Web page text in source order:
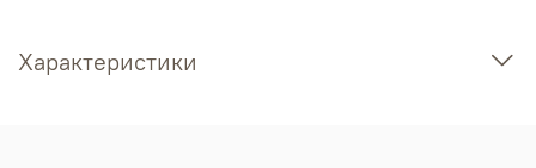
Характеристики